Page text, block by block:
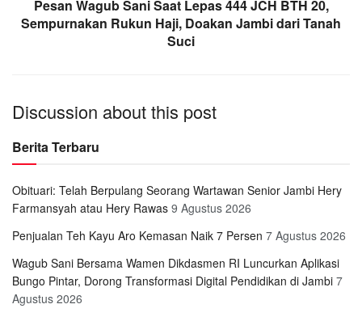
Pesan Wagub Sani Saat Lepas 444 JCH BTH 20,
Sempurnakan Rukun Haji, Doakan Jambi dari Tanah
Suci
Discussion about this post
Berita Terbaru
Obituari: Telah Berpulang Seorang Wartawan Senior Jambi Hery
Farmansyah atau Hery Rawas 9 Agustus 2026
Penjualan Teh Kayu Aro Kemasan Naik 7 Persen 7 Agustus 2026
Wagub Sani Bersama Wamen Dikdasmen RI Luncurkan Aplikasi
Bungo Pintar, Dorong Transformasi Digital Pendidikan di Jambi 7
Agustus 2026